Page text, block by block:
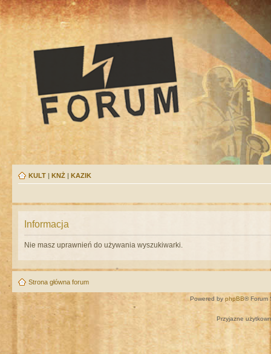
KULT | KNŻ | KAZIK
Informacja
Nie masz uprawnień do używania wyszukiwarki.
Strona główna forum
Powered by phpBB® Forum
Przyjazne